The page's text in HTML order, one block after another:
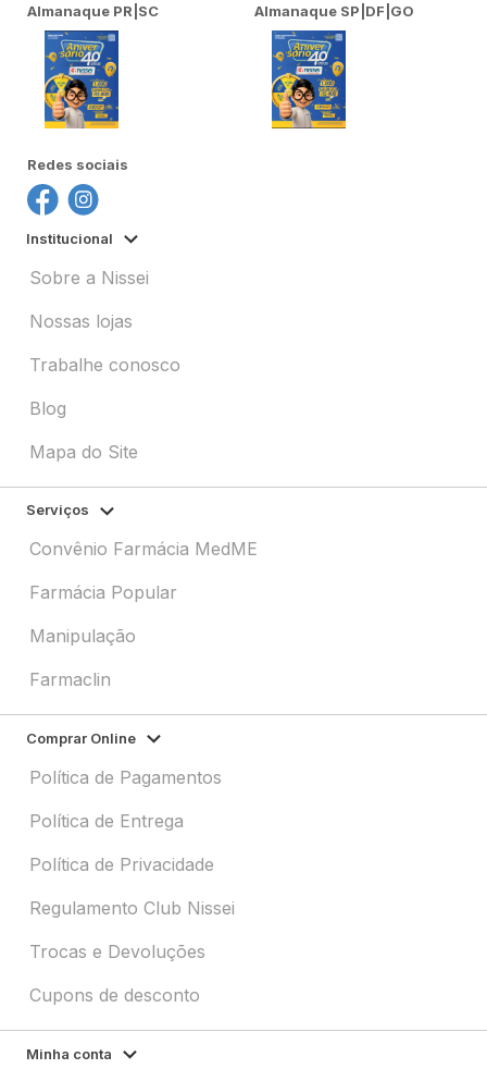
Almanaque PR|SC Almanaque SP|DF|GO
Redes sociais
Institucional
Sobre a Nissei
Nossas lojas
Trabalhe conosco
Blog
Mapa do Site
Serviços
Convênio Farmácia MedME
Farmácia Popular
Manipulação
Farmaclin
Comprar Online
Política de Pagamentos
Política de Entrega
Política de Privacidade
Regulamento Club Nissei
Trocas e Devoluções
Cupons de desconto
Minha conta